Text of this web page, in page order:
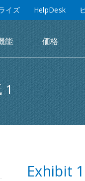
イズ HelpDesk
能 価格
1
Exhibit